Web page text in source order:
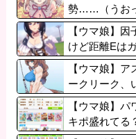
勢……（うお
【ウマ娘】
けど距離Eは
【ウマ娘】
ークリーク、
【ウマ娘】
キポ盛れてる